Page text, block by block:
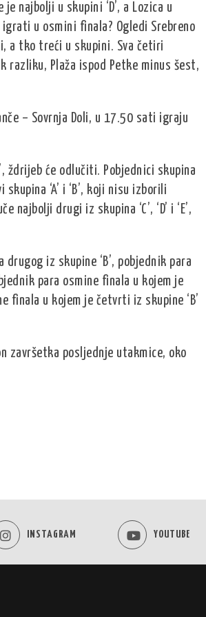
je najbolji u skupini ‘D’, a Lozica u
igrati u osmini finala? Ogledi Srebreno
a tko treći u skupini. Sva četiri
razliku, Plaža ispod Petke minus šest,
– Sovrnja Doli, u 17.50 sati igraju
ždrijeb će odlučiti. Pobjednici skupina
skupina ‘A’ i ‘B’, koji nisu izborili
drugi iz skupina ‘C’, ‘D’ i ‘E’,
iz skupine ‘B’, pobjednik para
para osmine finala u kojem je
finala u kojem je četvrti iz skupine ‘B’
završetka posljednje utakmice, oko
INSTAGRAM YOUTUBE